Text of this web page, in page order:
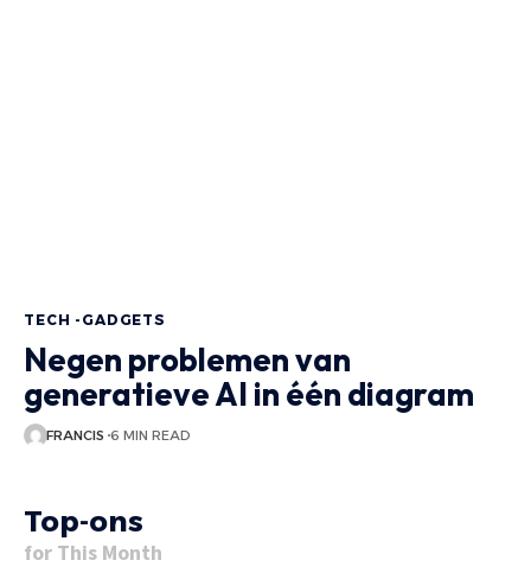
TECH -GADGETS
Negen problemen van
generatieve AI in één diagram
FRANCIS 6 MIN READ
Top-ons
for This Month